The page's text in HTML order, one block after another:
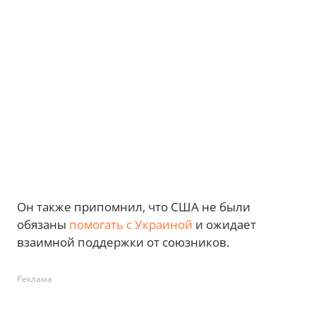
Он также припомнил, что США не были
обязаны помогать с Украиной и ожидает
взаимной поддержки от союзников.
Реклама